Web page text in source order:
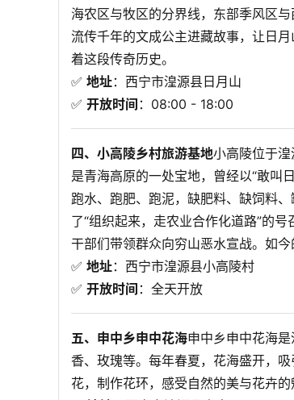
海农区与牧区的分界线，东部季风区
流传千年的文成公主进藏故事，让日
着这段传奇历史。
✅ 地址：西宁市湟源县日月山
✅ 开放时间 ：08:00 - 18:00
四、小高陵乡村旅游基地小高陵位于
是青海高原的一处宝地，曾经以“敢叫
跑水、跑肥、跑泥，缺肥料、缺饲料
了“组织起来，走农业合作化道路”的
干部们带领群众向穷山恶水宣战。如
✅ 地址：西宁市湟源县小高陵村
✅ 开放时间 ：全天开放
五、申中乡申中花海申中乡申中花海
香、玫瑰等。每年春夏，花海盛开，
花，制作花环，感受自然的美与花卉的